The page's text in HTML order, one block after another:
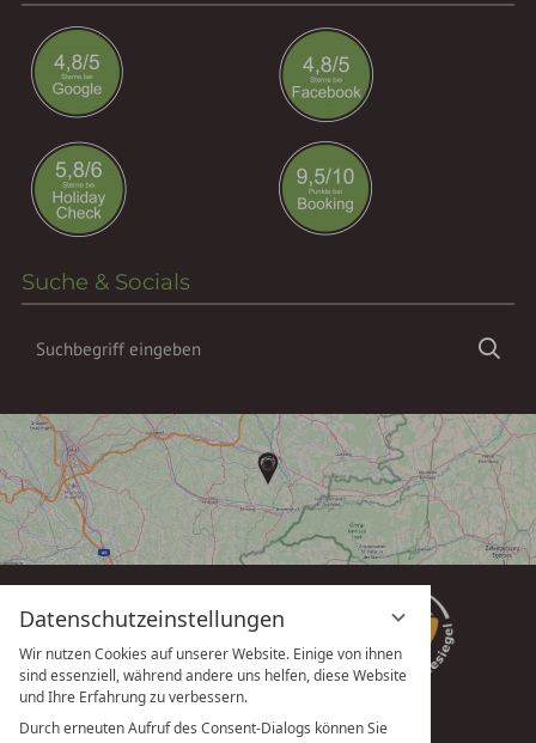
Datenschutzeinstellungen
Wir nutzen Cookies auf unserer Website. Einige von ihnen
sind essenziell, während andere uns helfen, diese Website
und Ihre Erfahrung zu verbessern.
Durch erneuten Aufruf des Consent-Dialogs können Sie
Suche & Socials
Suchbegriff